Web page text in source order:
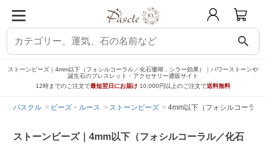
search
ストーンビーズ｜4mm以下（フォシルコーラル／化石珊瑚，シラー効果）｜パワーストーンや
誕生石のブレスレット・アクセサリー通販サイト
12時までのご注文で最短翌日にお届け 10,000円以上のご注文で送料無料
パスクル ビーズ・ルース ストーンビーズ 4mm以下（フォシルコーラル
ストーンビーズ｜4mm以下（フォシルコーラル／化石